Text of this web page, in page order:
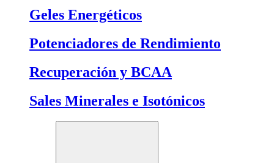
Geles Energéticos
Potenciadores de Rendimiento
Recuperación y BCAA
Sales Minerales e Isotónicos